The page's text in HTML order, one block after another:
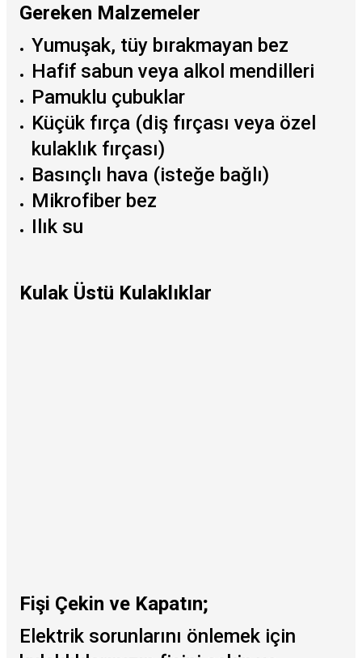
Gereken Malzemeler
Yumuşak, tüy bırakmayan bez
Hafif sabun veya alkol mendilleri
Pamuklu çubuklar
Küçük fırça (diş fırçası veya özel
kulaklık fırçası)
Basınçlı hava (isteğe bağlı)
Mikrofiber bez
Ilık su
Kulak Üstü Kulaklıklar
Fişi Çekin ve Kapatın;
Elektrik sorunlarını önlemek için